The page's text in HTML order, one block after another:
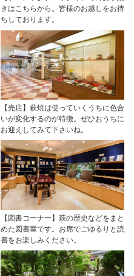
きはこちらから。皆様のお越しをお待
ちしております。
【売店】萩焼は使っていくうちに色合
いが変化するのが特徴。ぜひおうちに
お迎えしてみて下さいね。
【図書コーナー】萩の歴史などをまと
めた図書室です。お席でごゆるりと読
書をお楽しみください。